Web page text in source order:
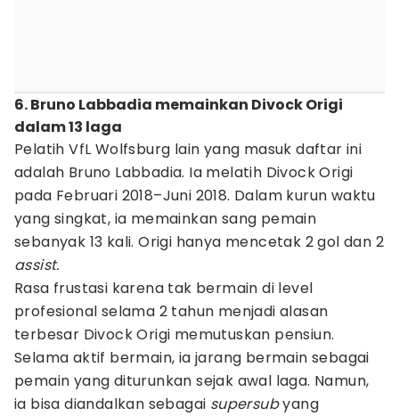
6. Bruno Labbadia memainkan Divock Origi
dalam 13 laga
Pelatih VfL Wolfsburg lain yang masuk daftar ini
adalah Bruno Labbadia. Ia melatih Divock Origi
pada Februari 2018–Juni 2018. Dalam kurun waktu
yang singkat, ia memainkan sang pemain
sebanyak 13 kali. Origi hanya mencetak 2 gol dan 2
assist.
Rasa frustasi karena tak bermain di level
profesional selama 2 tahun menjadi alasan
terbesar Divock Origi memutuskan pensiun.
Selama aktif bermain, ia jarang bermain sebagai
pemain yang diturunkan sejak awal laga. Namun,
ia bisa diandalkan sebagai supersubyang